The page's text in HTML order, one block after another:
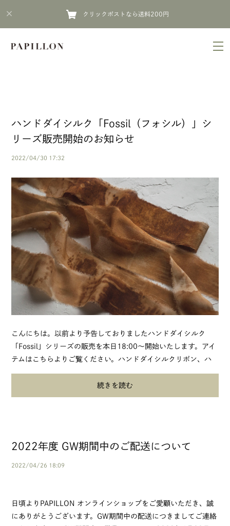
クリックポストなら送料200円
ハンドダイシルク「Fossil（フォシル）」シ
リーズ販売開始のお知らせ
2022/04/30 17:32
こんにちは。以前より予告しておりましたハンドダイシルク
「Fossil」シリーズの販売を本日18:00〜開始いたします。アイ
テムはこちらよりご覧ください。ハンドダイシルクリボン、ハ
ンドダイシルクスカーフの2種類...
続きを読む
2022年度 GW期間中のご配送について
2022/04/26 18:09
日頃よりPAPILLON オンラインショップをご愛顧いただき、誠
にありがとうございます。GW期間中の配送につきましてご連絡